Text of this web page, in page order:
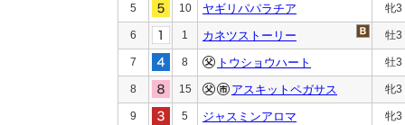
5 10 ヤギリパパラチア 牝3
6 1 カネツストーリー 牡3
7 8 トウショウハート 牡3
8 15 アスキットペガサス 牝3
9 5 ジャスミンアロマ 牝3